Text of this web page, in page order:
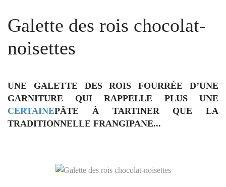
Galette des rois chocolat-
noisettes
UNE GALETTE DES ROIS FOURRÉE D’UNE
GARNITURE QUI RAPPELLE PLUS UNE
CERTAINEPÂTE À TARTINER QUE LA
TRADITIONNELLE FRANGIPANE...